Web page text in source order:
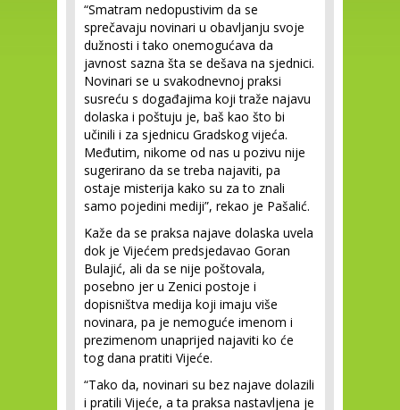
“Smatram nedopustivim da se
sprečavaju novinari u obavljanju svoje
dužnosti i tako onemogućava da
javnost sazna šta se dešava na sjednici.
Novinari se u svakodnevnoj praksi
susreću s događajima koji traže najavu
dolaska i poštuju je, baš kao što bi
učinili i za sjednicu Gradskog vijeća.
Međutim, nikome od nas u pozivu nije
sugerirano da se treba najaviti, pa
ostaje misterija kako su za to znali
samo pojedini mediji”, rekao je Pašalić.
Kaže da se praksa najave dolaska uvela
dok je Vijećem predsjedavao Goran
Bulajić, ali da se nije poštovala,
posebno jer u Zenici postoje i
dopisništva medija koji imaju više
novinara, pa je nemoguće imenom i
prezimenom unaprijed najaviti ko će
tog dana pratiti Vijeće.
“Tako da, novinari su bez najave dolazili
i pratili Vijeće, a ta praksa nastavljena je